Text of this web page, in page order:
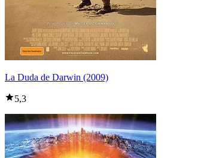
La Duda de Darwin (2009)
5,3